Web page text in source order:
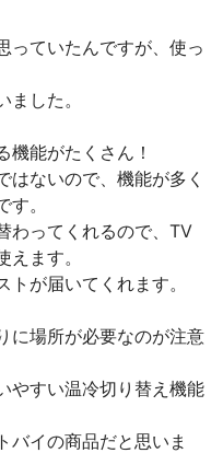
っていたんですが、使っ
した。
機能がたくさん！
はないので、機能が多く
。
わってくれるので、TV
ます。
が届いてくれます。
に場所が必要なのが注意
やすい温冷切り替え機能
バイの商品だと思いま